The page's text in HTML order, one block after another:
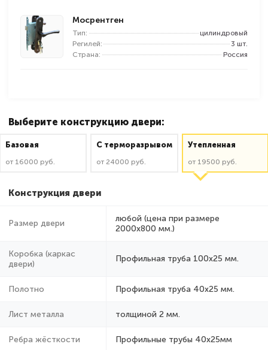
Мосрентген
Тип:
цилиндровый
Регилей:
3 шт.
Страна:
Россия
Выберите конструкцию двери:
Базовая
от 16000 руб.
C терморазрывом
от 24000 руб.
Утепленная
от 19500 руб.
Конструкция двери
Размер двери
любой (цена при размере
2000x800 мм.)
Коробка (каркас
двери)
Профильная труба 100х25 мм.
Полотно Профильная труба 40х25 мм.
Лист металла толщиной 2 мм.
Ребра жёсткости Профильные трубы 40х25мм